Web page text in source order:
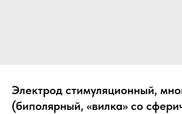
Электрод стимуляционный,
(биполярный, «вилка» со